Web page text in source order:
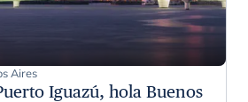
Aires
Iguazú, hola Buenos